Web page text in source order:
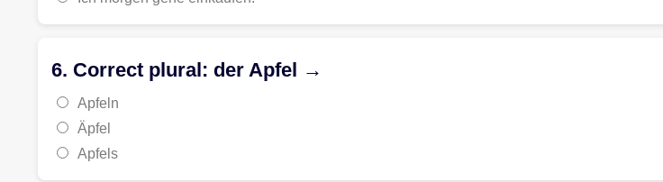
6. Correct plural: der Apfel →
Apfeln
Äpfel
Apfels